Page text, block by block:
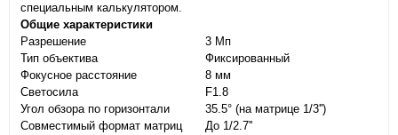
специальным калькулятором.
Общие характеристики
Разрешение
3 Мп
Тип объектива
Фиксированный
Фокусное расстояние
8 мм
Светосила
F1.8
Угол обзора по горизонтали
35.5° (на матрице 1/3'')
Совместимый формат матриц
До 1/2.7''